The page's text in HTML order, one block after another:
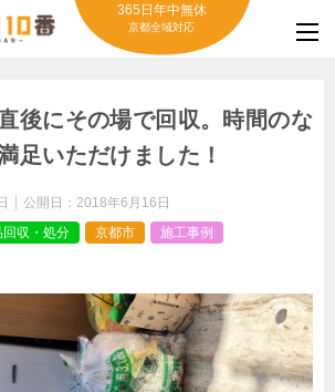
365日年中無休
京都全域対応
後にその場で回収。時間のな
足いただけました！
公開日： 2018年6月16日
回収・処分 京都市 施工事例